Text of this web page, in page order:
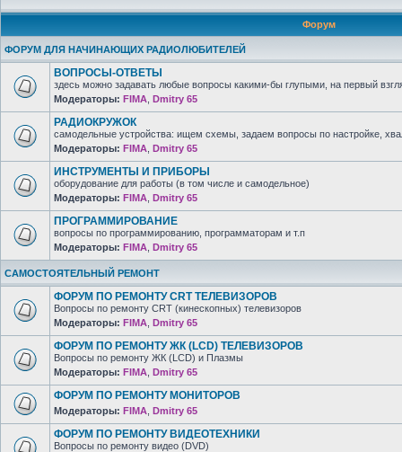
Форум
ФОРУМ ДЛЯ НАЧИНАЮЩИХ РАДИОЛЮБИТЕЛЕЙ
ВОПРОСЫ-ОТВЕТЫ
здесь можно задавать любые вопросы какими-бы глупыми, на первый
Модераторы: FIMA Dmitry 65
РАДИОКРУЖОК
самодельные устройства: ищем схемы, задаем вопросы по настройке,
Модераторы: FIMA Dmitry 65
ИНСТРУМЕНТЫ И ПРИБОРЫ
оборудование для работы (в том числе и самодельное)
Модераторы: FIMA Dmitry 65
ПРОГРАММИРОВАНИЕ
вопросы по программированию, программаторам и т.п
Модераторы: FIMA Dmitry 65
САМОСТОЯТЕЛЬНЫЙ РЕМОНТ
ФОРУМ ПО РЕМОНТУ CRT ТЕЛЕВИЗОРОВ
Вопросы по ремонту CRT (кинескопных) телевизоров
Модераторы: FIMA Dmitry 65
ФОРУМ ПО РЕМОНТУ ЖК (LCD) ТЕЛЕВИЗОРОВ
Вопросы по ремонту ЖК (LCD) и Плазмы
Модераторы: FIMA Dmitry 65
ФОРУМ ПО РЕМОНТУ МОНИТОРОВ
Модераторы: FIMA Dmitry 65
ФОРУМ ПО РЕМОНТУ ВИДЕОТЕХНИКИ
Вопросы по ремонту видео (DVD)